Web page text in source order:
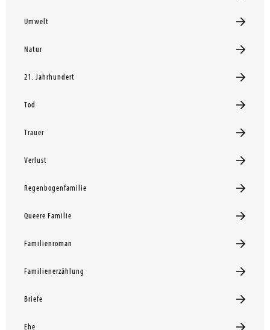
Umwelt
Natur
21. Jahrhundert
Tod
Trauer
Verlust
Regenbogenfamilie
Queere Familie
Familienroman
Familienerzählung
Briefe
Ehe